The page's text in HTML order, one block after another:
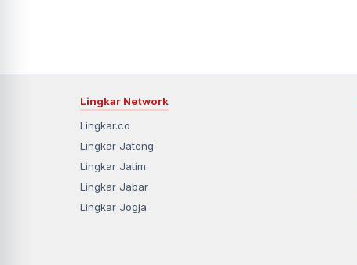
Lingkar Network
Lingkar.co
Lingkar Jateng
Lingkar Jatim
Lingkar Jabar
Lingkar Jogja